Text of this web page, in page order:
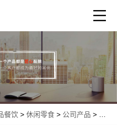
餐饮 > 休闲零食> 公司产品 >